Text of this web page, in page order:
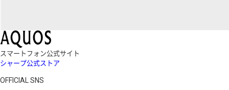
スマートフォン公式サイト
シャープ公式ストア
OFFICIAL SNS